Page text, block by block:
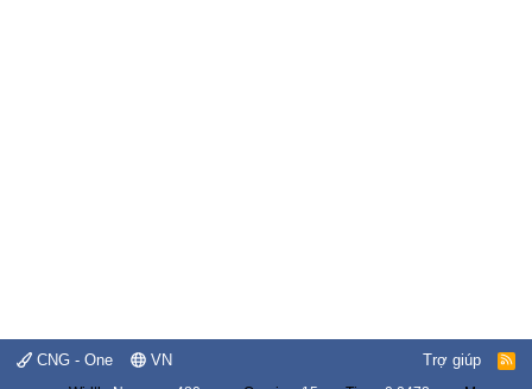
CNG - One VN Trợ giúp
R